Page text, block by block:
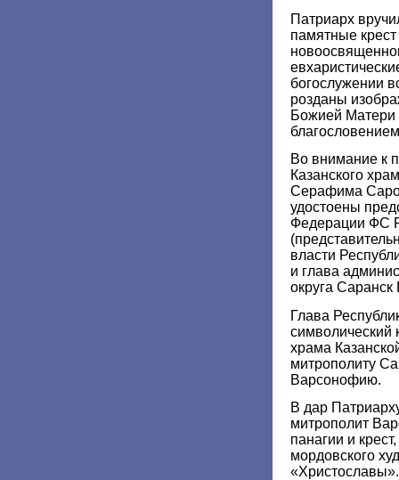
Патриарх
памятные
богослужении
розданы
Божией
Во внимание к
Казанского
Серафима
удостоены
Федерации ФС
власти
и глава
округа
Глава
символический
храма
митрополиту
Варсонофию.
В дар
митрополит
панагии и
мордовского
«Христославы».